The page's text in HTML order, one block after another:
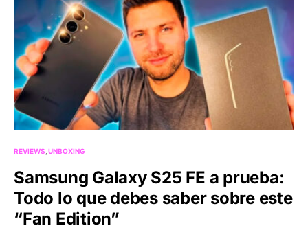
REVIEWS UNBOXING
Samsung Galaxy S25 FE a prueba:
Todo lo que debes saber sobre este
“Fan Edition”